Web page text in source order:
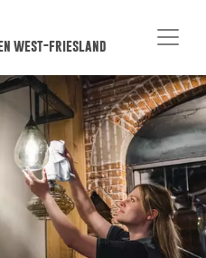
west-friesland